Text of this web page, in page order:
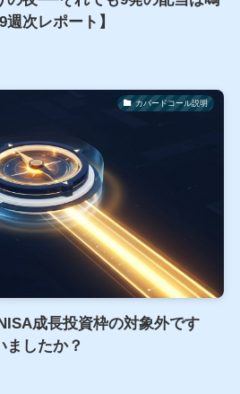
次レポート】
カバードコール説明
成長投資枠の対象外です
したか？